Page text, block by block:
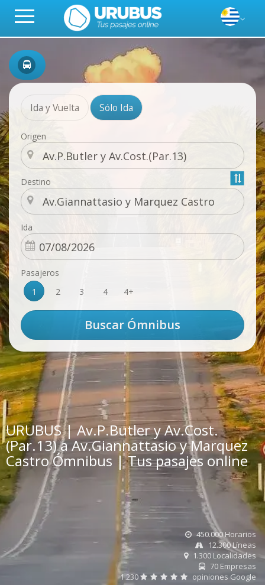
Ida y Vuelta Sólo Ida
Origen
Destino
Ida
Pasajeros
1
2 3 4 4+
URUBUS | Av.P.Butler y Av.Cost.
(Par.13) a Av.Giannattasio y Marquez
Castro Ómnibus | Tus pasajes online
450.000 Horarios
12.300 Líneas
1.300 Localidades
70 Empresas
1.230
opiniones Google